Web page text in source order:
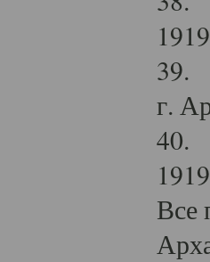
39.
г.
40.
Все